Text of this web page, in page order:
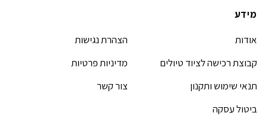
מידע
אודות
קבוצת רכישה לציוד טיולים
תנאי שימוש ותקנון
ביטול עסקה
הצהרת נגישות
מדיניות פרטיות
צור קשר